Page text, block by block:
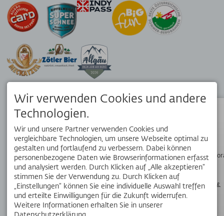
Webcams &
Wetter
APP
Dein Reisebegleiter vor Ort. Hol dir die kostenlose OK Bergbahnen
SOCIAL MEDIA
WERDE TEIL UNSERES TEAMS
Wir verwenden Cookies und andere
Technologien.
Wir und unsere Partner verwenden Cookies und
vergleichbare Technologien, um unsere Webseite optimal zu
gestalten und fortlaufend zu verbessern. Dabei können
personenbezogene Daten wie Browserinformationen erfasst
und analysiert werden. Durch Klicken auf „Alle akzeptieren“
stimmen Sie der Verwendung zu. Durch Klicken auf
„Einstellungen“ können Sie eine individuelle Auswahl treffen
und erteilte Einwilligungen für die Zukunft widerrufen.
Weitere Informationen erhalten Sie in unserer